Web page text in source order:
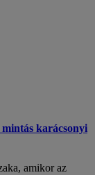
karácsonyi
amikor az